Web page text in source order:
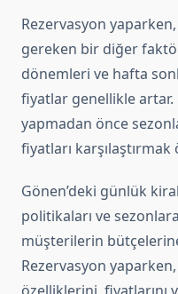
Rezervasyon
gereken bir diğer
dönemleri ve hafta
fiyatlar genellikle artar.
yapmadan önce
fiyatları karşılaştırmak
Gönen’deki günlük
politikaları ve
müşterilerin
Rezervasyon